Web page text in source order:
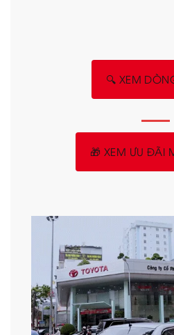
🔍 XEM
🎁 XEM ƯU ĐÃI